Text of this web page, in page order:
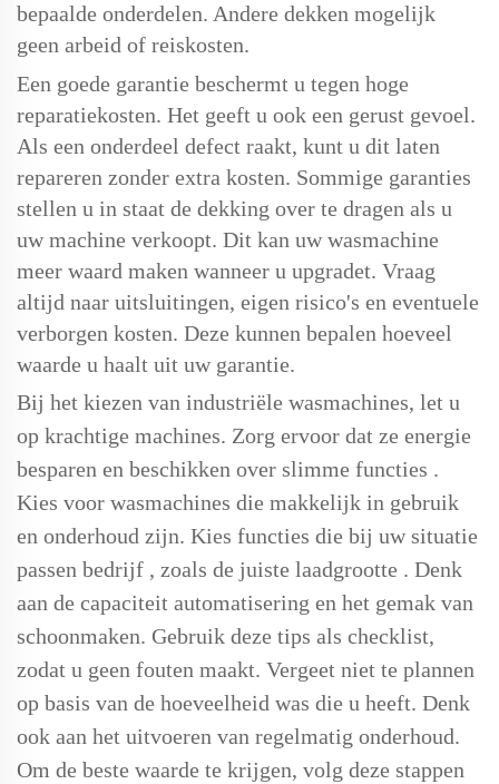
bepaalde onderdelen. Andere dekken mogelijk
geen arbeid of reiskosten.
Een goede garantie beschermt u tegen hoge
reparatiekosten. Het geeft u ook een gerust gevoel.
Als een onderdeel defect raakt, kunt u dit laten
repareren zonder extra kosten. Sommige garanties
stellen u in staat de dekking over te dragen als u
uw machine verkoopt. Dit kan uw wasmachine
meer waard maken wanneer u upgradet. Vraag
altijd naar uitsluitingen, eigen risico's en eventuele
verborgen kosten. Deze kunnen bepalen hoeveel
waarde u haalt uit uw garantie.
Bij het kiezen van industriële wasmachines, let u
op krachtige machines. Zorg ervoor dat ze energie
besparen en beschikken over slimme functies .
Kies voor wasmachines die makkelijk in gebruik
en onderhoud zijn. Kies functies die bij uw situatie
passen bedrijf , zoals de juiste laadgrootte . Denk
aan de capaciteit automatisering en het gemak van
schoonmaken. Gebruik deze tips als checklist,
zodat u geen fouten maakt. Vergeet niet te plannen
op basis van de hoeveelheid was die u heeft. Denk
ook aan het uitvoeren van regelmatig onderhoud.
Om de beste waarde te krijgen, volg deze stappen